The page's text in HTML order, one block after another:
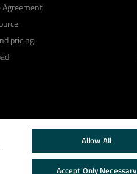
Agreement
pricing
Allow All
Accept Only Necessary